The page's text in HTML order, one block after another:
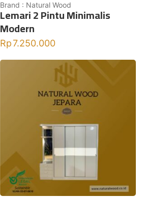
Brand : Natural Wood
Lemari 2 Pintu Minimalis
Modern
Rp7.250.000